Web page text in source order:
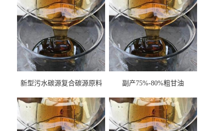
新型污水碳源复合碳源原料
副产75%-80%粗甘油